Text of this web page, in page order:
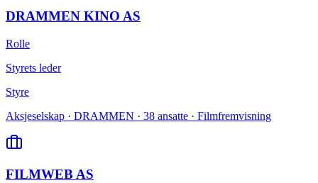
DRAMMEN KINO AS
Rolle
Styrets leder
Styre
Aksjeselskap · DRAMMEN · 38 ansatte · Filmfremvisning
FILMWEB AS